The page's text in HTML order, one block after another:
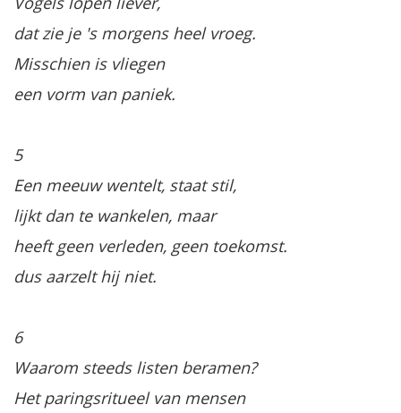
dat zie je 's morgens heel vroeg.
Misschien is vliegen
een vorm van paniek.
5
Een meeuw wentelt, staat stil,
lijkt dan te wankelen, maar
heeft geen verleden, geen toekomst.
dus aarzelt hij niet.
6
Waarom steeds listen beramen?
Het paringsritueel van mensen